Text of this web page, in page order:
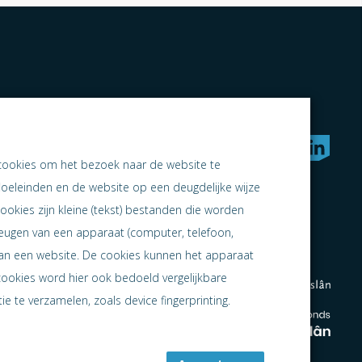
naar samen ondernemen
om het bezoek naar de website te
en de website op een deugdelijke wijze
zijn kleine (tekst) bestanden die worden
van een apparaat (computer, telefoon,
een website. De cookies kunnen het apparaat
word hier ook bedoeld vergelijkbare
te verzamelen, zoals device fingerprinting.